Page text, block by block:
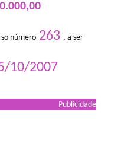
número263 , a ser
10/2007
Publicidade